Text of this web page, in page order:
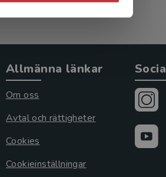
Allmänna länkar
Om oss
Avtal och rättigheter
Cookies
Cookieinställningar